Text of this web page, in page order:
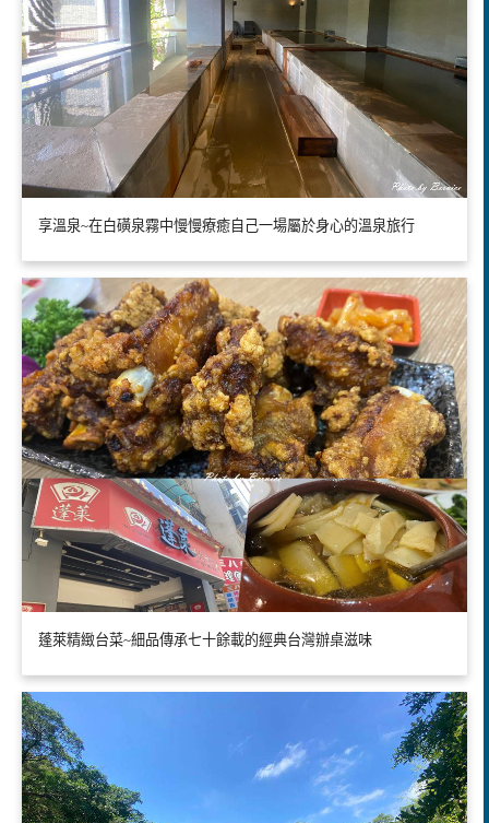
享溫泉~在白磺泉霧中慢慢療癒自己一場屬於身心的溫泉旅行
蓬萊精緻台菜~細品傳承七十餘載的經典台灣辦桌滋味